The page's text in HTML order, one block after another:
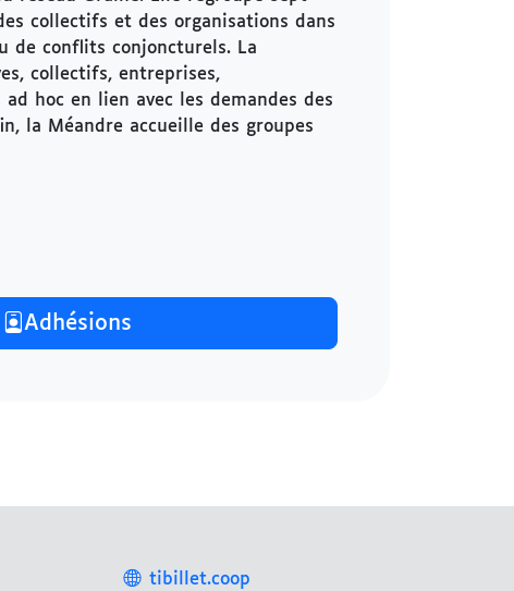
collectifs et des organisations dans
de conflits conjoncturels. La
collectifs, entreprises,
hoc en lien avec les demandes des
la Méandre accueille des groupes
Adhésions
tibillet.coop